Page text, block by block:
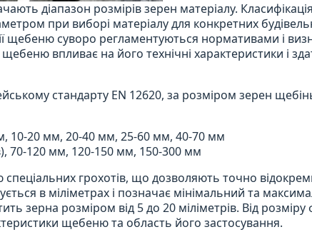
діапазон розмірів зерен матеріалу.
при виборі матеріалу для конкретних
щебеню суворо регламентуються нормативами і
впливає на його технічні характеристики і
стандарту EN 12620, за розміром зерен
10-20 мм, 20-40 мм, 25-60 мм, 40-70 мм
70-120 мм, 120-150 мм, 150-300 мм
грохотів, що дозволяють точно
в міліметрах і позначає мінімальний та
зерна розміром від 5 до 20 міліметрів. Від розміру
щебеню та область його застосування.